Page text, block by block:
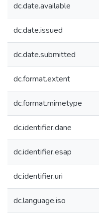
dc.date.available
dc.date.issued
dc.date.submitted
dc.format.extent
dc.format.mimetype
dc.identifier.dane
dc.identifier.esap
dc.identifier.uri
dc.language.iso